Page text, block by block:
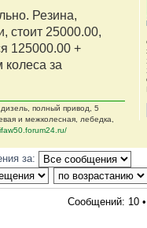
Резина,
стоит 25000.00,
125000.00 +
за
полный привод, 5
и межколесная, лебедка,
за:
Сообщений: 10